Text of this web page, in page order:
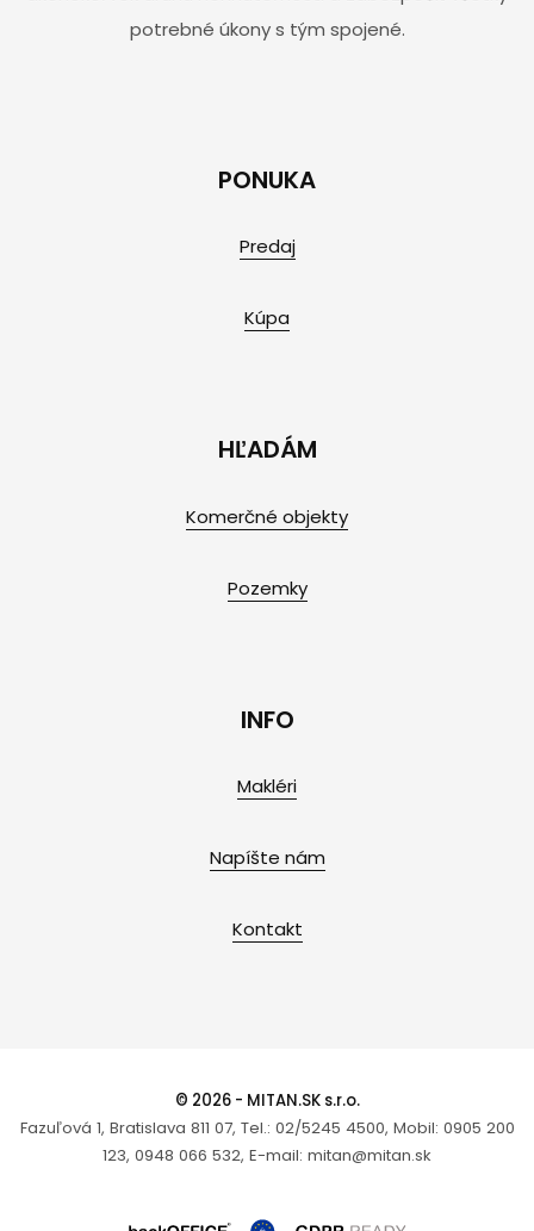
potrebné úkony s tým spojené.
PONUKA
Predaj
Kúpa
HĽADÁM
Komerčné objekty
Pozemky
INFO
Makléri
Napíšte nám
Kontakt
© 2026 - MITAN.SK s.r.o.
Fazuľová 1, Bratislava 811 07, Tel.: 02/5245 4500, Mobil: 0905 200
123, 0948 066 532, E-mail: mitan@mitan.sk